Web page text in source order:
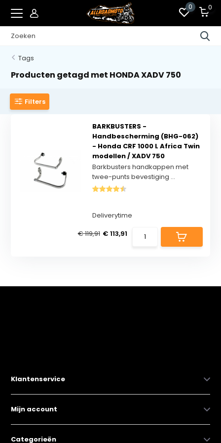
0 0
Tags
Producten getagd met HONDA XADV 750
Filters
BARKBUSTERS -
Handbescherming (BHG-062)
- Honda CRF 1000 L Africa Twin
modellen / XADV 750
Barkbusters handkappen met
twee-punts bevestiging ...
Deliverytime
€ 119,91 € 113,91
Klantenservice
Mijn account
Categorieën